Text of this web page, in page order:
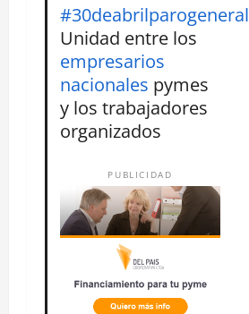
#30deabrilparogeneral
Unidad entre los
empresarios
nacionales pymes
y los trabajadores
organizados
PUBLICIDAD